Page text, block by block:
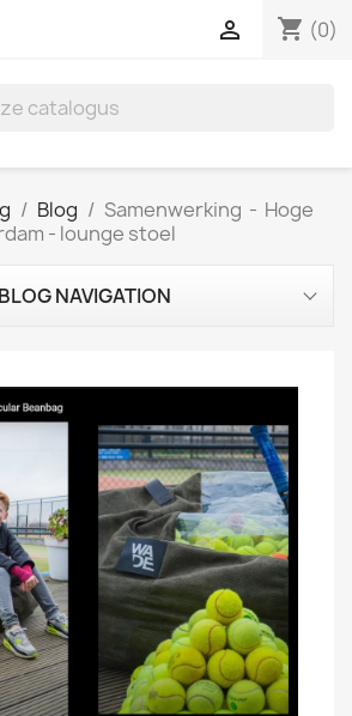
shopping_cart (0)

Blog
Samenwerking - Hoge
- lounge stoel
BLOG NAVIGATION